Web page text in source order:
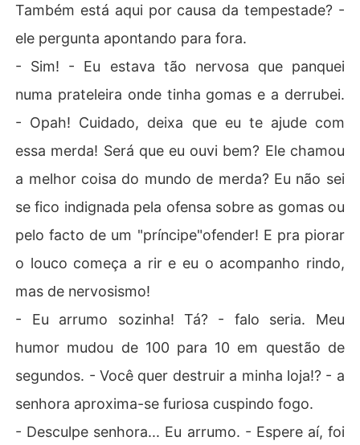
Também está aqui por causa da tempestade? -
ele pergunta apontando para fora.
- Sim! - Eu estava tão nervosa que panquei
numa prateleira onde tinha gomas e a derrubei.
- Opah! Cuidado, deixa que eu te ajude com
essa merda! Será que eu ouvi bem? Ele chamou
a melhor coisa do mundo de merda? Eu não sei
se fico indignada pela ofensa sobre as gomas ou
pelo facto de um "príncipe"ofender! E pra piorar
o louco começa a rir e eu o acompanho rindo,
mas de nervosismo!
- Eu arrumo sozinha! Tá? - falo seria. Meu
humor mudou de 100 para 10 em questão de
segundos. - Você quer destruir a minha loja!? - a
senhora aproxima-se furiosa cuspindo fogo.
- Desculpe senhora... Eu arrumo. - Espere aí, foi